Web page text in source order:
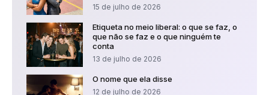
15 de julho de 2026
Etiqueta no meio liberal: o que se faz, o
que não se faz e o que ninguém te
conta
13 de julho de 2026
O nome que ela disse
12 de julho de 2026